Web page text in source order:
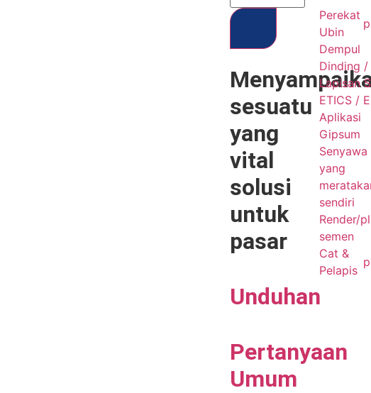
sesuatu
yang
vital
solusi
untuk
pasar
Unduhan
Pertanyaan
Umum
Perekat
Ubin
Dempul
Dinding /
Lapisan
ETICS /
Aplikasi
Gipsum
Senyawa
yang
sendiri
Render/
semen
Cat &
Pelapis